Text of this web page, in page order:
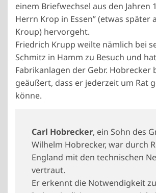
einem Briefwechsel aus den Jahren
Herrn Krop in Essen” (etwas später
Kroup) hervorgeht.
Friedrich Krupp weilte nämlich bei
Schmitz in Hamm zu Besuch und
Fabrikanlagen der Gebr. Hobrecker
geäußert, dass er jederzeit um Rat
könne.
Carl Hobrecker, ein Sohn des
Wilhelm Hobrecker, war durch
England mit den technischen
vertraut.
Er erkennt die Notwendigkeit